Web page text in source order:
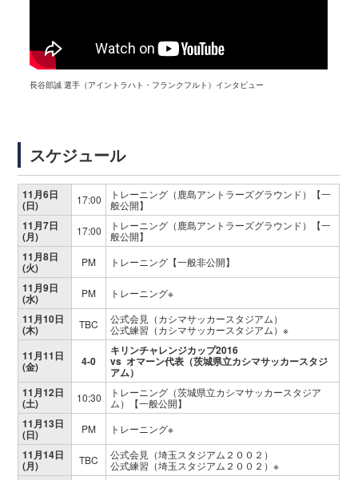
長谷部誠 選手（アイントラハト・フランクフルト）インタビュー
スケジュール
11月6日
(日) 17:00
トレーニング（鹿島アントラーズグラウンド）【一
般公開】
11月7日
(月) 17:00
トレーニング（鹿島アントラーズグラウンド）【一
般公開】
11月8日
(火) PM トレーニング【一般非公開】
11月9日
(水) PM トレーニング※
11月10日
(木) TBC
公式会見（カシマサッカースタジアム）
公式練習（カシマサッカースタジアム）※
11月11日
(金) 4-0
キリンチャレンジカップ2016
vs オマーン代表（茨城県立カシマサッカースタジ
アム）
11月12日
(土) 10:30
トレーニング（茨城県立カシマサッカースタジア
ム）【一般公開】
11月13日
(日) PM トレーニング※
11月14日
(月) TBC
公式会見（埼玉スタジアム２００２）
公式練習（埼玉スタジアム２００２）※